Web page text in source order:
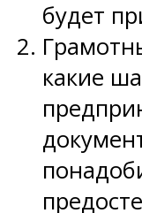
будет
какие